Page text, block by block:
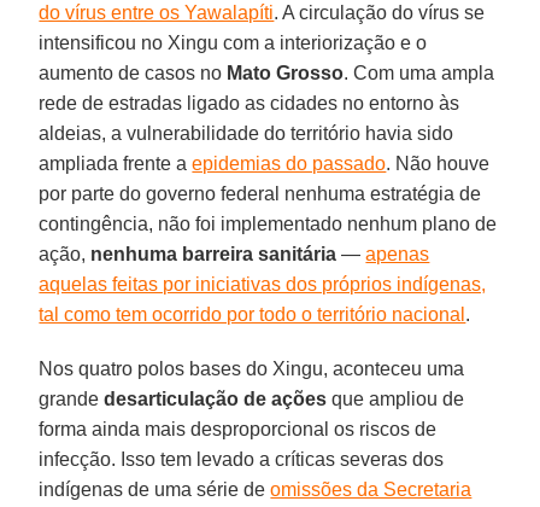
do vírus entre os Yawalapíti. A circulação do vírus se
intensificou no Xingu com a interiorização e o
aumento de casos no Mato Grosso. Com uma ampla
rede de estradas ligado as cidades no entorno às
aldeias, a vulnerabilidade do território havia sido
ampliada frente aepidemias do passado. Não houve
por parte do governo federal nenhuma estratégia de
contingência, não foi implementado nenhum plano de
ação, nenhuma barreira sanitária —apenas
aquelas feitas por iniciativas dos próprios indígenas,
tal como tem ocorrido por todo o território nacional .
Nos quatro polos bases do Xingu, aconteceu uma
grandedesarticulação de ações que ampliou de
forma ainda mais desproporcional os riscos de
infecção. Isso tem levado a críticas severas dos
indígenas de uma série deomissões da Secretaria